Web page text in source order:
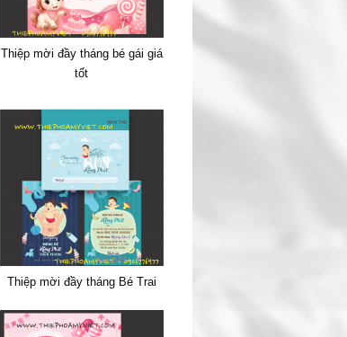
Thiệp mời đầy tháng bé gái giá
tốt
Thiệp mời đầy tháng Bé Trai